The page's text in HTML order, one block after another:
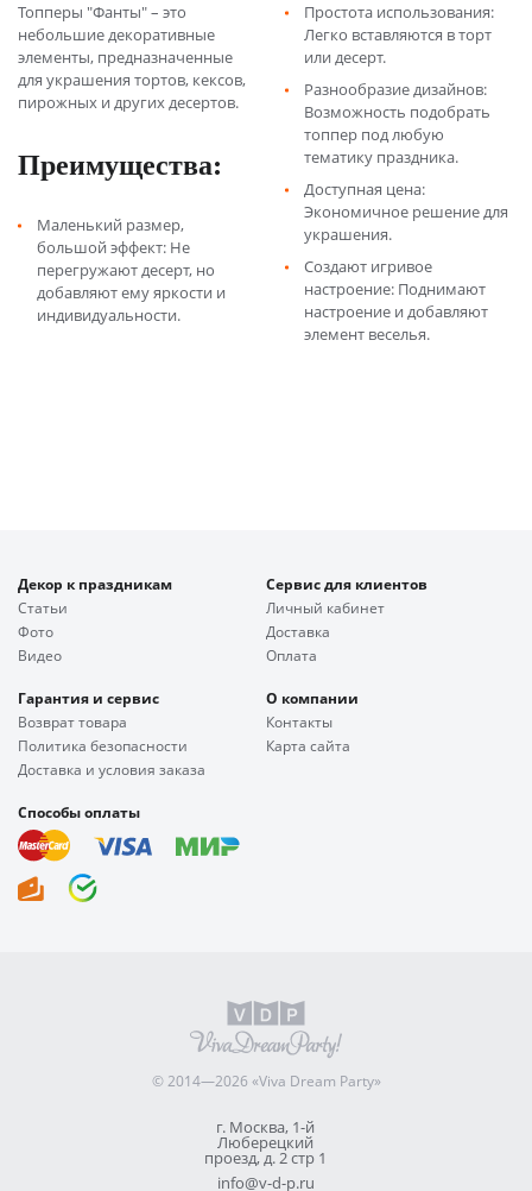
Топперы "Фанты" – это
небольшие декоративные
элементы, предназначенные
для украшения тортов, кексов,
пирожных и других десертов.
Преимущества:
Маленький размер,
большой эффект: Не
перегружают десерт, но
добавляют ему яркости и
индивидуальности.
Простота использования:
Легко вставляются в торт
или десерт.
Разнообразие дизайнов:
Возможность подобрать
топпер под любую
тематику праздника.
Доступная цена:
Экономичное решение для
украшения.
Создают игривое
настроение: Поднимают
настроение и добавляют
элемент веселья.
Декор к праздникам
Статьи
Фото
Видео
Сервис для клиентов
Личный кабинет
Доставка
Оплата
Гарантия и сервис
Возврат товара
Политика безопасности
Доставка и условия заказа
О компании
Контакты
Карта сайта
Способы оплаты
© 2014—2026 «Viva Dream Party»
г. Москва, 1-й
Люберецкий
проезд, д. 2 стр 1
info@v-d-p.ru